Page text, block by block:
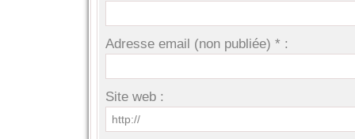
Adresse email (non publiée) * :
Site web :